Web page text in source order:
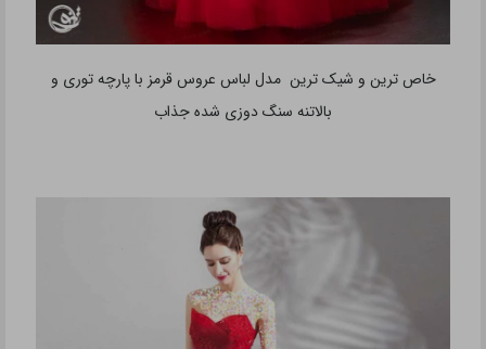
خاص ترین و شیک ترین مدل لباس عروس قرمز با پارچه توری و
بالاتنه سنگ دوزی شده جذاب